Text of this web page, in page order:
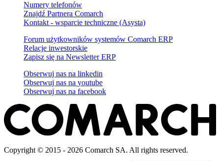
Numery telefonów
Znajdź Partnera Comarch
Kontakt - wsparcie techniczne (Asysta)
Forum użytkowników systemów Comarch ERP
Relacje inwestorskie
Zapisz się na Newsletter ERP
Obserwuj nas na linkedin
Obserwuj nas na youtube
Obserwuj nas na facebook
Copyright © 2015 - 2026 Comarch SA. All rights reserved.